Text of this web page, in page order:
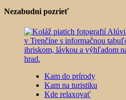
Nezabudni pozrieť
Kam do prírody
Kam na turistiku
Kde relaxovať